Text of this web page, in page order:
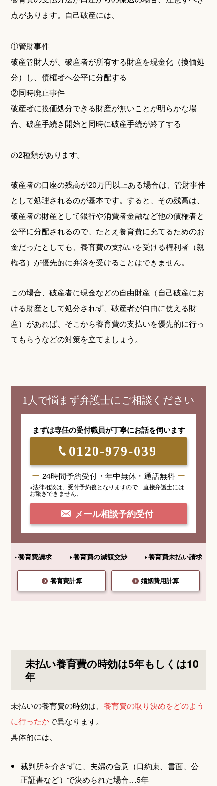
点があります。自己破産には、
①管財事件
破産管財人が、破産者が所有する財産を現金化（換価処
分）し、債権者へ公平に分配する
②同時廃止事件
破産者に換価処分できる財産が無いことが明らかな場
合、破産手続き開始と同時に破産手続が終了する
の2種類があります。
破産者の口座の残高が20万円以上ある場合は、管財事件
として処理されるのが基本です。すると、その残高は、
破産者の財産として銀行や消費者金融など他の債権者と
公平に分配されるので、たとえ養育費に充てるためのお
金だったとしても、養育費の支払いを受ける権利者（親
権者）が優先的に弁済を受けることはできません。
この場合、破産者に現金などの自由財産（自己破産にお
ける財産として処分されず、破産者が自由に使える財
産）があれば、そこから養育費の支払いを優先的に行っ
てもらうなどの対策を立てましょう。
1人で悩まず弁護士にご相談ください
まずは専任の受付職員が丁寧にお話を伺います
0120-979-039
24時間予約受付・年中無休・通話無料
※法律相談は、受付予約後となりますので、 直接弁護士には
お繋ぎできません。
メール相談予約受付
養育費請求 養育費の減額交渉 養育費未払い請求
養育費計算 婚姻費用計算
未払い養育費の時効は5年もしくは10
年
未払いの養育費の時効は、養育費の取り決めをどのよう
に行ったかで異なります。
具体的には、
裁判所を介さずに、夫婦の合意（口約束、書面、公
正証書など）で決められた場合…5年